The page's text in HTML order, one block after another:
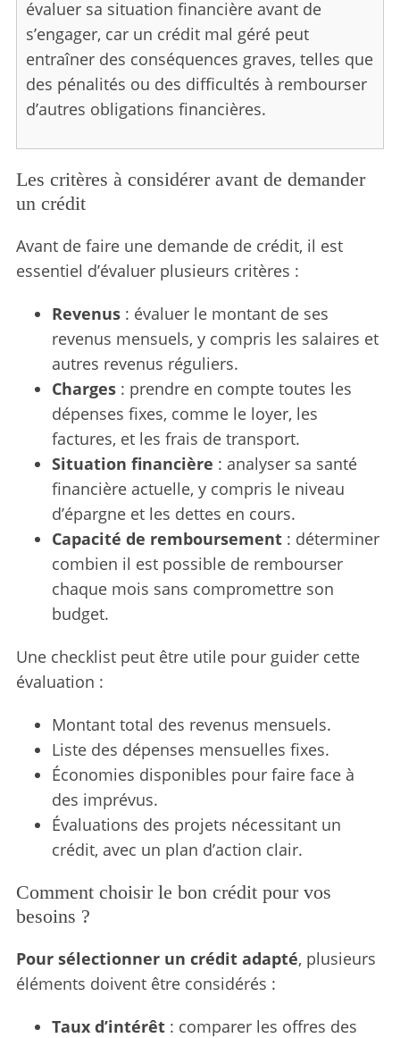
évaluer sa situation financière avant de
s’engager, car un crédit mal géré peut
entraîner des conséquences graves, telles que
des pénalités ou des difficultés à rembourser
d’autres obligations financières.
Les critères à considérer avant de demander
un crédit
Avant de faire une demande de crédit, il est
essentiel d’évaluer plusieurs critères :
Revenus: évaluer le montant de ses
revenus mensuels, y compris les salaires et
autres revenus réguliers.
Charges: prendre en compte toutes les
dépenses fixes, comme le loyer, les
factures, et les frais de transport.
Situation financière : analyser sa santé
financière actuelle, y compris le niveau
d’épargne et les dettes en cours.
Capacité de remboursement: déterminer
combien il est possible de rembourser
chaque mois sans compromettre son
budget.
Une checklist peut être utile pour guider cette
évaluation :
Montant total des revenus mensuels.
Liste des dépenses mensuelles fixes.
Économies disponibles pour faire face à
des imprévus.
Évaluations des projets nécessitant un
crédit, avec un plan d’action clair.
Comment choisir le bon crédit pour vos
besoins ?
Pour sélectionner un crédit adapté, plusieurs
éléments doivent être considérés :
Taux d’intérêt: comparer les offres des
S
a
c
h
o
r